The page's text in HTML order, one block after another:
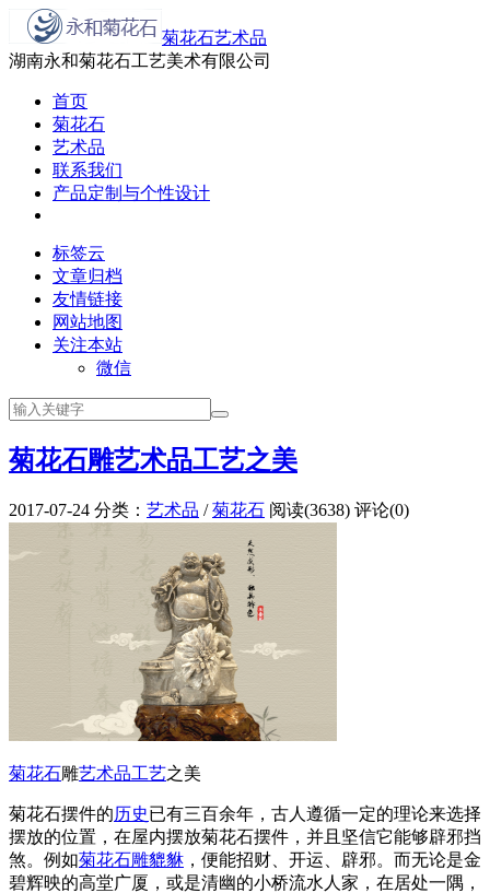
菊花石艺术品
湖南永和菊花石工艺美术有限公司
首页
菊花石
艺术品
联系我们
产品定制与个性设计
标签云
文章归档
友情链接
网站地图
关注本站
微信
菊花石雕艺术品工艺之美
2017-07-24 分类： 艺术品 /菊花石 阅读(3638) 评论(0)
菊花石雕艺术品工艺之美
菊花石摆件的历史已有三百余年，古人遵循一定的理论来选择
摆放的位置，在屋内摆放菊花石摆件，并且坚信它能够辟邪挡
煞。例如菊花石雕貔貅 ，便能招财、开运、辟邪。而无论是金
碧辉映的高堂广厦，或是清幽的小桥流水人家，在居处一隅，